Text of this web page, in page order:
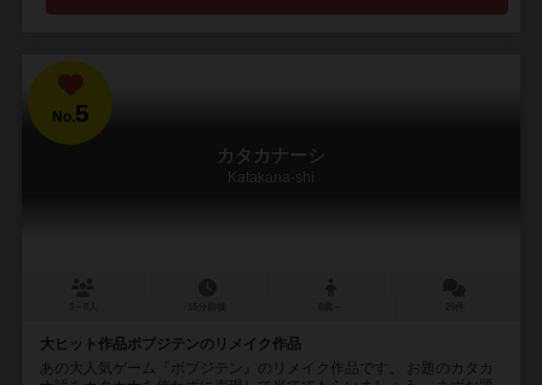
No.5
カタカナーシ
Katakana-shi
大ヒット作品ボブジテンのリメイク作品
あの大人気ゲーム『ボブジテン』のリメイク作品です。 お題のカタカ